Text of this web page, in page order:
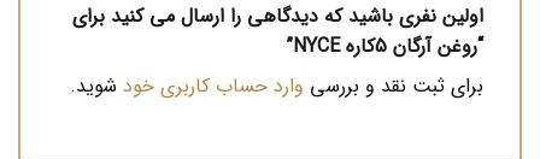
اولین نفری باشید که دیدگاهی را ارسال می کنید برای
“روغن آرگان 5کاره NYCE”
برای ثبت نقد و بررسی وارد حساب کاربری خود شوید.